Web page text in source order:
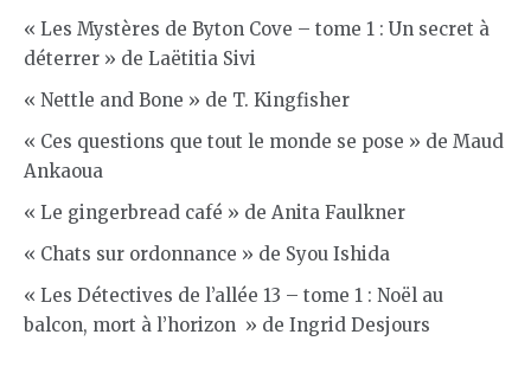
« Les Mystères de Byton Cove – tome 1 : Un secret à
déterrer » de Laëtitia Sivi
« Nettle and Bone » de T. Kingfisher
« Ces questions que tout le monde se pose » de Maud
Ankaoua
« Le gingerbread café » de Anita Faulkner
« Chats sur ordonnance » de Syou Ishida
« Les Détectives de l’allée 13 – tome 1 : Noël au
balcon, mort à l’horizon » de Ingrid Desjours